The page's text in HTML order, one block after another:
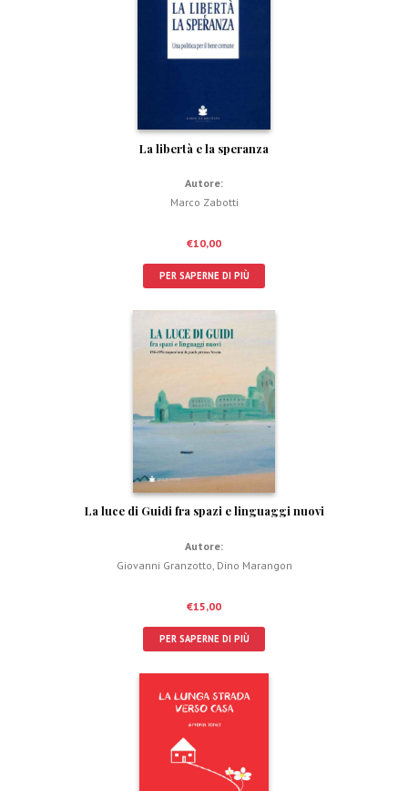
La libertà e la speranza
Autore:
Marco Zabotti
€10,00
PER SAPERNE DI PIÙ
La luce di Guidi fra spazi e linguaggi nuovi
Autore:
Giovanni Granzotto, Dino Marangon
€15,00
PER SAPERNE DI PIÙ